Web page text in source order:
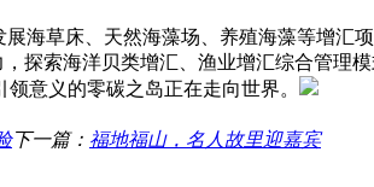
海草床、天然海藻场、养殖海藻等增汇
探索海洋贝类增汇、渔业增汇综合管理
意义的零碳之岛正在走向世界。
下一篇： 福地福山，名人故里迎嘉宾